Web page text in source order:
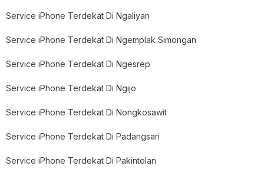
Service iPhone Terdekat Di Ngaliyan
Service iPhone Terdekat Di Ngemplak Simongan
Service iPhone Terdekat Di Ngesrep
Service iPhone Terdekat Di Ngijo
Service iPhone Terdekat Di Nongkosawit
Service iPhone Terdekat Di Padangsari
Service iPhone Terdekat Di Pakintelan